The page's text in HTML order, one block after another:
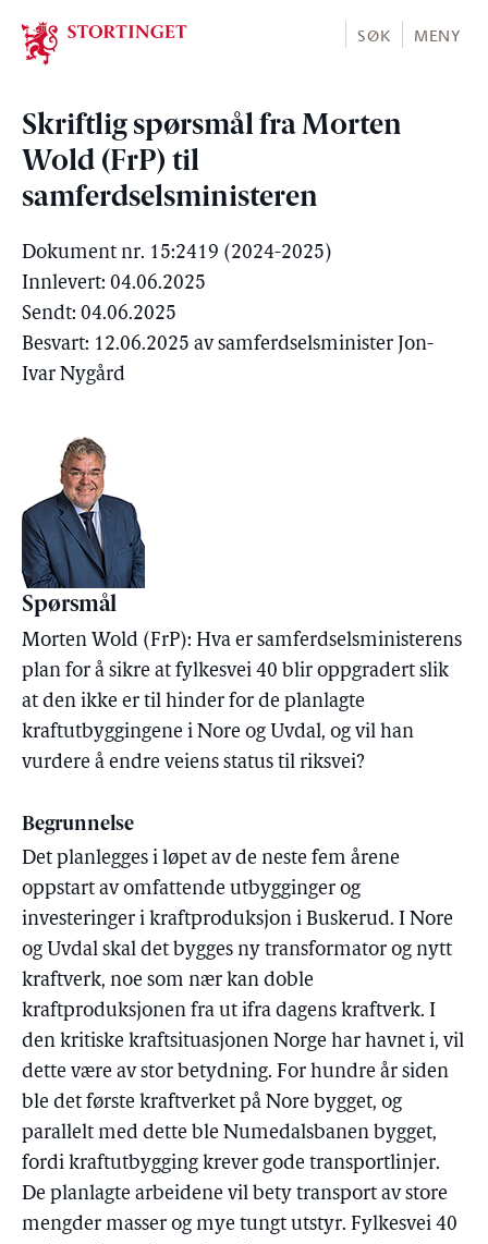
Stortinget.no
SØK MENY
Skriftlig spørsmål fra Morten
Wold (FrP) til
samferdselsministeren
Dokument nr. 15:2419 (2024-2025)
Innlevert: 04.06.2025
Sendt: 04.06.2025
Besvart: 12.06.2025 av samferdselsminister Jon-
Ivar Nygård
Spørsmål
Morten Wold (FrP): Hva er samferdselsministerens
plan for å sikre at fylkesvei 40 blir oppgradert slik
at den ikke er til hinder for de planlagte
kraftutbyggingene i Nore og Uvdal, og vil han
vurdere å endre veiens status til riksvei?
Begrunnelse
Det planlegges i løpet av de neste fem årene
oppstart av omfattende utbygginger og
investeringer i kraftproduksjon i Buskerud. I Nore
og Uvdal skal det bygges ny transformator og nytt
kraftverk, noe som nær kan doble
kraftproduksjonen fra ut ifra dagens kraftverk. I
den kritiske kraftsituasjonen Norge har havnet i, vil
dette være av stor betydning. For hundre år siden
ble det første kraftverket på Nore bygget, og
parallelt med dette ble Numedalsbanen bygget,
fordi kraftutbygging krever gode transportlinjer.
De planlagte arbeidene vil bety transport av store
mengder masser og mye tungt utstyr. Fylkesvei 40